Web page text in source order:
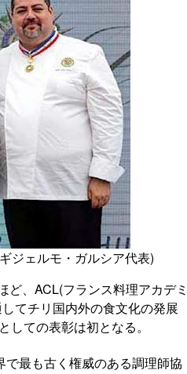
ジェルモ・ガルシア代表)
、ACL(フランス料理アカデミ
てチリ国内外の食文化の発展
ての表彰は初となる。
最も古く権威のある調理師協